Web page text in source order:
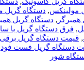
مولینکس, دستگاه گریل
همبرگر , دستگاه گریل
, فرق دستگاه گریل با
, قیمت دستگاه گریل برقی
دستگاه گریل فست فود
شور